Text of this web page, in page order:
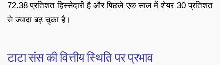
72.38 प्रतिशत हिस्सेदारी है और पिछले एक साल में शेयर 30 प्रतिशत
से ज्यादा बढ़ चुका है।
टाटा संस की वित्तीय स्थिति पर प्रभाव